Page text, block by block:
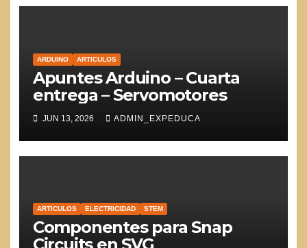
ARDUINO ARTICULOS
Apuntes Arduino – Cuarta
entrega – Servomotores
JUN 13, 2026 ADMIN_EXPEDUCA
ARTICULOS ELECTRICIDAD STEM
Componentes para Snap